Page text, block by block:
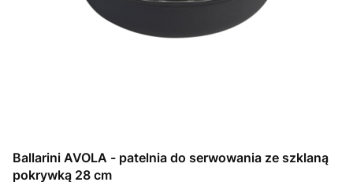
Ballarini AVOLA - patelnia do serwowania ze szklaną
pokrywką 28 cm